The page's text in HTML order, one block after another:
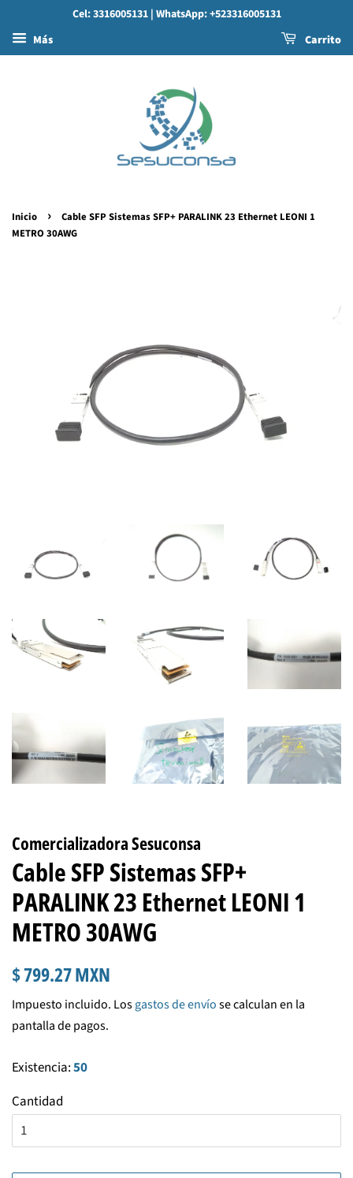
Cel: 3316005131 | WhatsApp: +523316005131
Más
Carrito
Inicio ›
Cable SFP Sistemas SFP+ PARALINK 23 Ethernet LEONI 1
METRO 30AWG
Comercializadora Sesuconsa
Cable SFP Sistemas SFP+
PARALINK 23 Ethernet LEONI 1
METRO 30AWG
Precio
$ 799.27 MXN
venta
Impuesto incluido. Losgastos de envíose calculan en la
pantalla de pagos.
Existencia:50
Cantidad